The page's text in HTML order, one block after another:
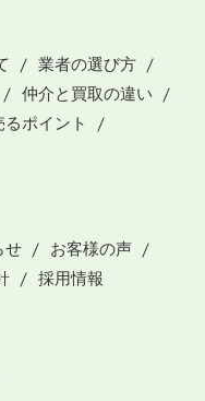
業者の選び方
仲介と買取の違い
るポイント
せ
お客様の声
採用情報